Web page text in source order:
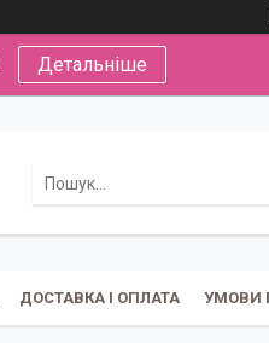
Детальніше
ДОСТАВКА І ОПЛАТА УМОВИ